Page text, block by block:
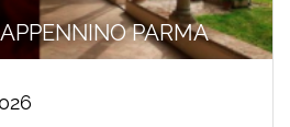
PARMA